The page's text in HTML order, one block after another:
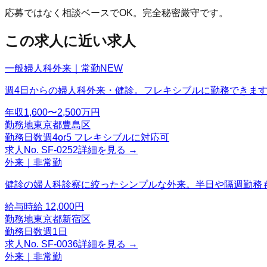
応募ではなく相談ベースでOK。完全秘密厳守です。
この求人に近い求人
一般婦人科外来｜常勤NEW
週4日からの婦人科外来・健診。フレキシブルに勤務できます
年収1,600〜2,500万円
勤務地東京都豊島区
勤務日数週4or5 フレキシブルに対応可
求人No. SF-0252詳細を見る →
外来｜非常勤
健診の婦人科診察に絞ったシンプルな外来。半日や隔週勤務
給与時給 12,000円
勤務地東京都新宿区
勤務日数週1日
求人No. SF-0036詳細を見る →
外来｜非常勤